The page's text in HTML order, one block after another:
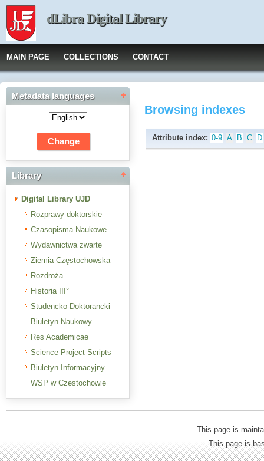
dLibra Digital Library
MAIN PAGE COLLECTIONS CONTACT
Metadata languages
Library
Digital Library UJD
Rozprawy doktorskie
Czasopisma Naukowe
Wydawnictwa zwarte
Ziemia Częstochowska
Rozdroża
Historia III°
Studencko-Doktorancki
Biuletyn Naukowy
Res Academicae
Science Project Scripts
Biuletyn Informacyjny
WSP w Częstochowie
Browsing indexes
Attribute index: 0-9 A B C D
This page is
This page is